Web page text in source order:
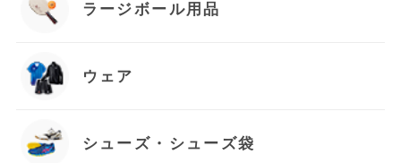
ラージボール用品
ウェア
シューズ・シューズ袋